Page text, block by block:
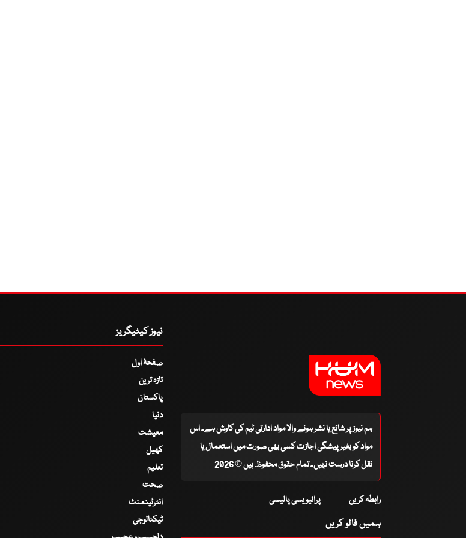
ہم نیوز پر شائع یا نشر ہونے والا مواد ادارتی ٹیم کی کاوش ہے۔ اس
مواد کو بغیر پیشگی اجازت کسی بھی صورت میں استعمال یا
نقل کرنا درست نہیں۔ تمام حقوق محفوظ ہیں © 2026
رابطہ کریں پرائیویسی پالیسی
ہمیں فالو کریں
نیوز کیٹیگریز
صفحۂ اول
تازہ ترین
پاکستان
دنیا
معیشت
کھیل
تعلیم
صحت
انٹرٹینمنٹ
ٹیکنالوجی